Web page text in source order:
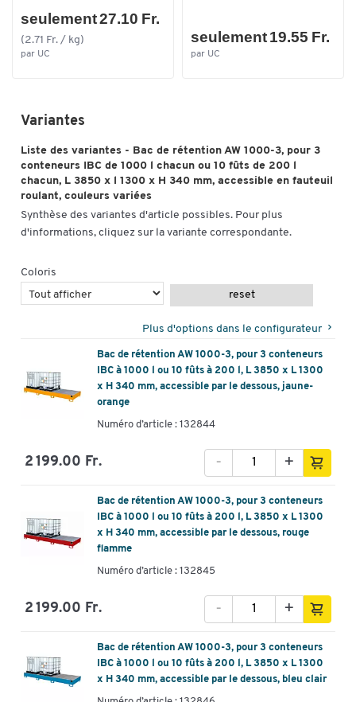
seulement 27.10 Fr.
(2.71 Fr. / kg)
par UC
seulement 19.55 Fr.
par UC
Variantes
Liste des variantes - Bac de rétention AW 1000-3, pour 3
conteneurs IBC de 1000 l chacun ou 10 fûts de 200 l
chacun, L 3850 x l 1300 x H 340 mm, accessible en fauteuil
roulant, couleurs variées
Synthèse des variantes d'article possibles. Pour plus
d'informations, cliquez sur la variante correspondante.
Coloris
reset
Plus d'options dans le configurateur
Bac de rétention AW 1000-3, pour 3 conteneurs
IBC à 1000 l ou 10 fûts à 200 l, L 3850 x L 1300
x H 340 mm, accessible par le dessous, jaune-
orange
Numéro d’article : 132844
2 199.00 Fr. +
-
Bac de rétention AW 1000-3, pour 3 conteneurs
IBC à 1000 l ou 10 fûts à 200 l, L 3850 x L 1300
x H 340 mm, accessible par le dessous, rouge
flamme
Numéro d’article : 132845
2 199.00 Fr. +
-
Bac de rétention AW 1000-3, pour 3 conteneurs
IBC à 1000 l ou 10 fûts à 200 l, L 3850 x L 1300
x H 340 mm, accessible par le dessous, bleu clair